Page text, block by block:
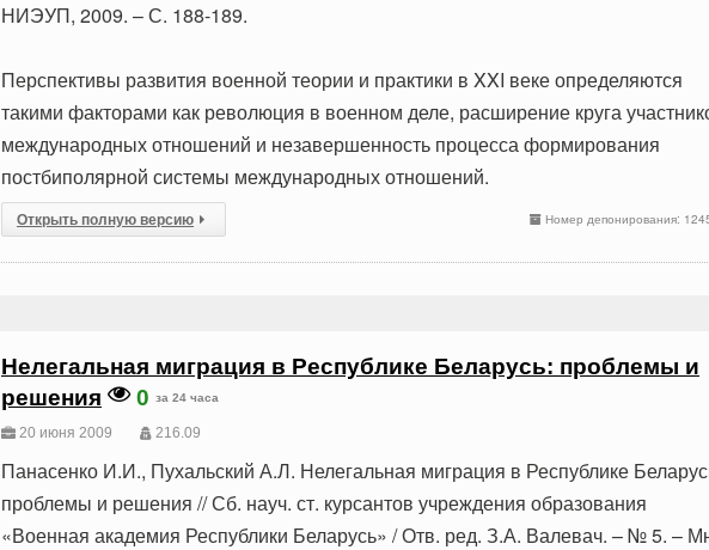
НИЭУП, 2009. – С. 188-189.
Перспективы развития военной теории и практики в XXI веке определяются
такими факторами как революция в военном деле, расширение круга
международных отношений и незавершенность процесса формирования
постбиполярной системы международных отношений.
Номер депонирования:
Открыть полную версию
Нелегальная миграция в Республике Беларусь: проблемы и
решения
0 за 24 часа
20 июня 2009 216.09
Панасенко И.И., Пухальский А.Л. Нелегальная миграция в Республике
проблемы и решения // Сб. науч. ст. курсантов учреждения образования
«Военная академия Республики Беларусь» / Отв. ред. З.А. Валевач. – № 5. –